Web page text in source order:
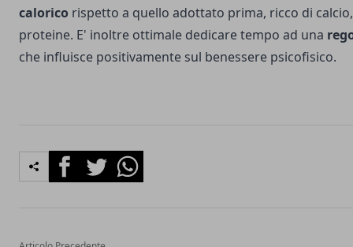
calorico rispetto a quello adottato prima, ricco di
proteine. E' inoltre ottimale dedicare tempo ad una
che influisce positivamente sul benessere psicofisico.
FacebookTwitterWhatsapp